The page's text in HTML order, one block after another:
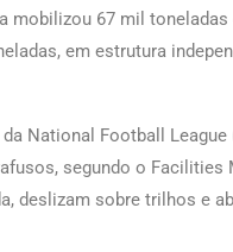
mobilizou 67 mil
em estrutura
National Football
segundo o Facilities
deslizam sobre trilhos e